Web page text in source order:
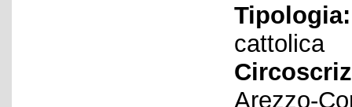
Tipologia:
cattolica
Arezzo-